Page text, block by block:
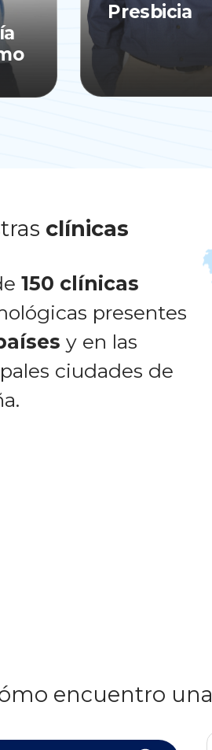
Presbicia
clínicas
150 clínicas
presentes
y en las
ciudades de
encuentro una